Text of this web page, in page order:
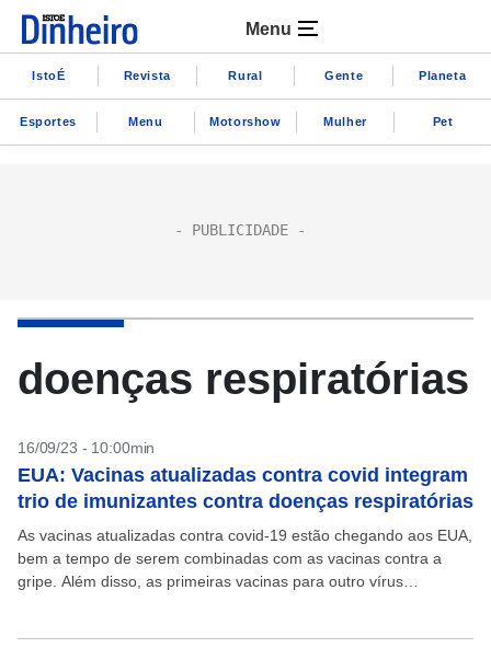
Menu
IstoÉ Revista Rural Gente Planeta
Esportes Menu Motorshow Mulher Pet
doenças respiratórias
16/09/23 - 10:00min
EUA: Vacinas atualizadas contra covid integram
trio de imunizantes contra doenças respiratórias
As vacinas atualizadas contra covid-19 estão chegando aos EUA,
bem a tempo de serem combinadas com as vacinas contra a
gripe. Além disso, as primeiras vacinas para outro vírus